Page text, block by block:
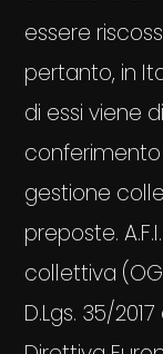
essere
pertanto, in
di essi viene
gestione
preposte.
collettiva
D.Lgs. 35/